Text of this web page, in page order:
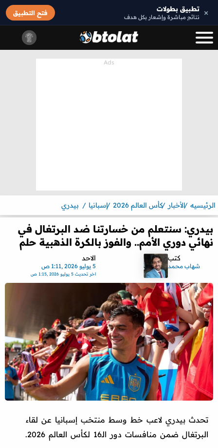
× تطبيق بطولات
نتائج مباشرة وإشعار بكل هدف
فتح التطبيق
الرئيسيه الأخبار كأس العالم 2026 إسبانيا بيدري
بيدري: سنتعلم من خسارتنا ضد البرتغال في
نهائي دوري الأمم.. والفوز بالكرة الذهبية حلم
كتب
شهاب محمد
الاحد
5 يوليو 2026 ,1:11 ص
اخر تحديث5 يوليو 2026 ,1:15 ص
تحدث بيدري لاعب خط وسط منتخب إسبانيا عن لقاء
البرتغال ضمن منافسات دور الـ16 لكأس العالم 2026.